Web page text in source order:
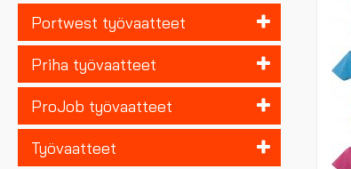
Portwest työvaatteet
Priha työvaatteet
ProJob työvaatteet
Työvaatteet